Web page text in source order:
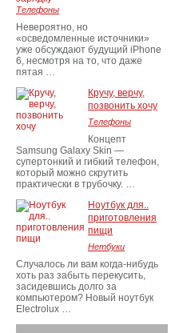
Телефоны
Невероятно, но
«осведомленные источники»
уже обсуждают будущий iPhone
6, несмотря на то, что даже
пятая …
Кручу, верчу,
позвонить хочу
Телефоны
Концепт
Samsung Galaxy Skin —
супертонкий и гибкий телефон,
который можно скрутить
практически в трубочку. …
Ноутбук для..
приготовления
пищи
Нетбуки
Случалось ли вам когда-нибудь
хоть раз забыть перекусить,
засидевшись долго за
компьютером? Новый ноутбук
Electrolux …